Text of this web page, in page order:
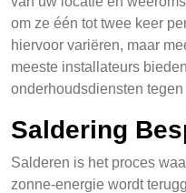
om ze één tot twee keer
hiervoor variëren, maar
meeste installateurs
onderhoudsdiensten
Saldering
Salderen is het proces
zonne-energie wordt